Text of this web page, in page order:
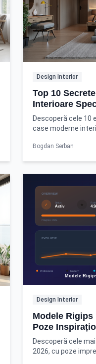
Design Interior
Top 10
Interioare
Descoperă cele 10
case moderne
Bogdan Serban
Design Interior
Modele
Poze
Descoperă cele
2026, cu poze